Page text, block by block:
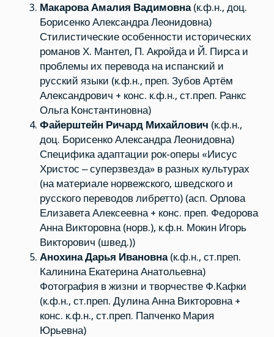
Макарова Амалия Вадимовна(к.ф.н., доц.
Борисенко Александра Леонидовна)
Стилистические особенности исторических
романов Х. Мантел, П. Акройда и Й. Пирса и
проблемы их перевода на испанский и
русский языки (к.ф.н., преп. Зубов Артём
Александрович + конс. к.ф.н., ст.преп. Ранкс
Ольга Константиновна)
Файерштейн Ричард Михайлович (к.ф.н.,
доц. Борисенко Александра Леонидовна)
Специфика адаптации рок-оперы «Иисус
Христос ‒ суперзвезда» в разных культурах
(на материале норвежского, шведского и
русского переводов либретто) (асп. Орлова
Елизавета Алексеевна + конс. преп. Федорова
Анна Викторовна (норв.), к.ф.н. Мокин Игорь
Викторович (швед.))
Анохина Дарья Ивановна(к.ф.н., ст.преп.
Калинина Екатерина Анатольевна)
Фотография в жизни и творчестве Ф.Кафки
(к.ф.н., ст.преп. Дулина Анна Викторовна +
конс. к.ф.н., ст.преп. Папченко Мария
Юрьевна)